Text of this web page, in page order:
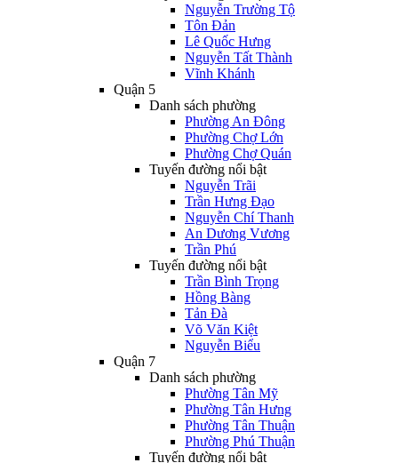
Nguyễn Trường Tộ
Tôn Đản
Lê Quốc Hưng
Nguyễn Tất Thành
Vĩnh Khánh
Quận 5
Danh sách phường
Phường An Đông
Phường Chợ Lớn
Phường Chợ Quán
Tuyến đường nổi bật
Nguyễn Trãi
Trần Hưng Đạo
Nguyễn Chí Thanh
An Dương Vương
Trần Phú
Tuyến đường nổi bật
Trần Bình Trọng
Hồng Bàng
Tản Đà
Võ Văn Kiệt
Nguyễn Biểu
Quận 7
Danh sách phường
Phường Tân Mỹ
Phường Tân Hưng
Phường Tân Thuận
Phường Phú Thuận
Tuyến đường nổi bật